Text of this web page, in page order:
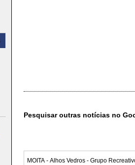
Pesquisar outras notícias no